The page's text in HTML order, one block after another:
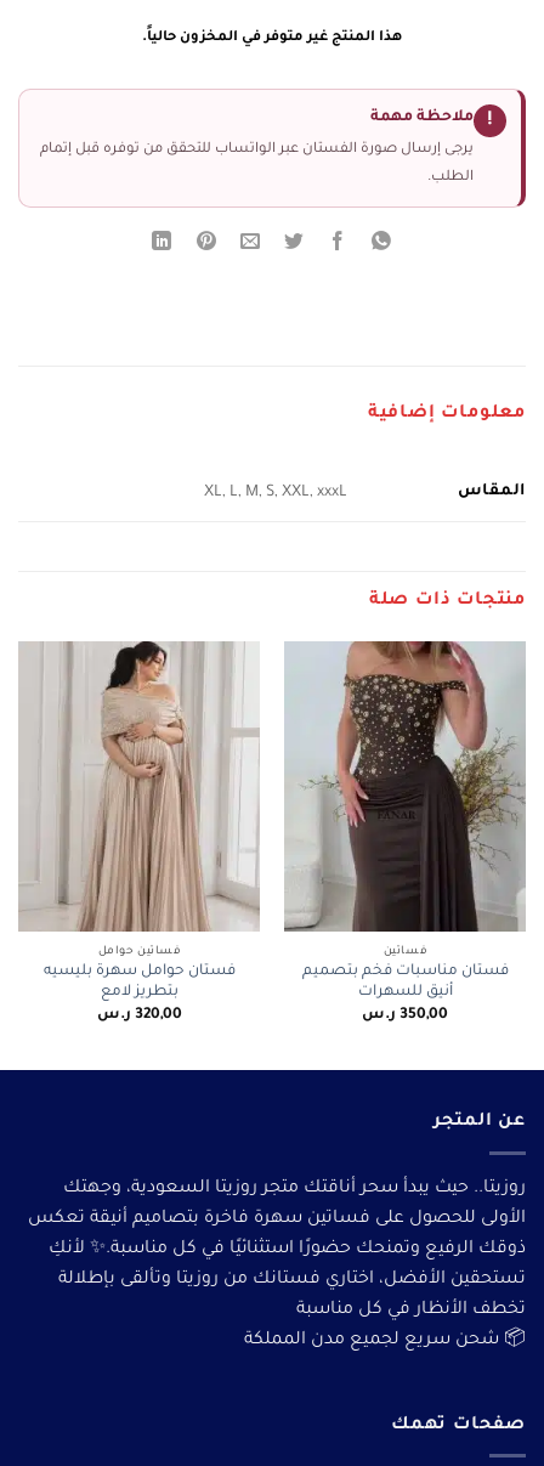
هذا المنتج غير متوفر في المخزون حالياً.
! ملاحظة مهمة
يرجى إرسال صورة الفستان عبر الواتساب للتحقق من توفره قبل إتمام
الطلب.
معلومات إضافية
المقاس XL, L, M, S, XXL, xxxL
منتجات ذات صلة
فساتين
فستان مناسبات فخم بتصميم
أنيق للسهرات
350,00 ر.س
فساتين حوامل
فستان حوامل سهرة بليسيه
بتطريز لامع
320,00 ر.س
عن المتجر
روزيتا.. حيث يبدأ سحر أناقتك متجر روزيتا السعودية، وجهتك
الأولى للحصول على فساتين سهرة فاخرة بتصاميم أنيقة تعكس
ذوقك الرفيع وتمنحك حضورًا استثنائيًا في كل مناسبة.✨ لأنكِ
تستحقين الأفضل، اختاري فستانك من روزيتا وتألقى بإطلالة
تخطف الأنظار في كل مناسبة
📦 شحن سريع لجميع مدن المملكة
صفحات تهمك